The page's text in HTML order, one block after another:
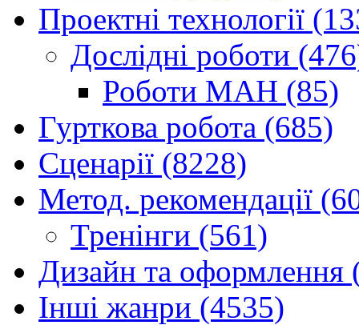
Проектні технології
Дослідні роботи
Роботи МАН (85)
Гурткова робота (685)
Сценарії (8228)
Метод. рекомендації
Тренінги (561)
Дизайн та оформлення
Інші жанри (4535)